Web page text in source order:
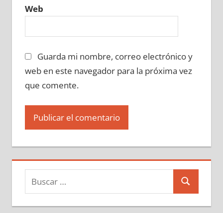
Web
Guarda mi nombre, correo electrónico y
web en este navegador para la próxima vez
que comente.
Buscar